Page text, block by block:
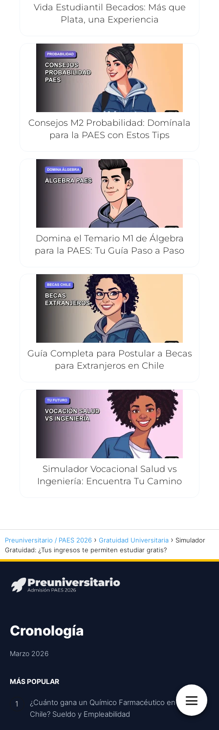
Vida Estudiantil Becados: Más que
Plata, una Experiencia
Consejos M2 Probabilidad: Domínala
para la PAES con Estos Tips
Domina el Temario M1 de Álgebra
para la PAES: Tu Guía Paso a Paso
Guía Completa para Postular a Becas
para Extranjeros en Chile
Simulador Vocacional Salud vs
Ingeniería: Encuentra Tu Camino
Preuniversitario / PAES 2026 Gratuidad Universitaria
Simulador
Gratuidad: ¿Tus ingresos te permiten estudiar gratis?
Cronología
Marzo 2026
MÁS POPULAR
¿Cuánto gana un Químico Farmacéutico en
Chile? Sueldo y Empleabilidad